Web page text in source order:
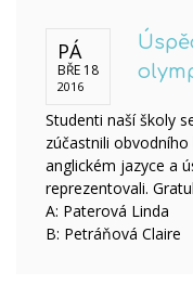
PÁ
BŘE 18
2016
Studenti naší školy
zúčastnili
anglickém jazyce a
reprezentovali.
A: Paterová
B: Petráňová